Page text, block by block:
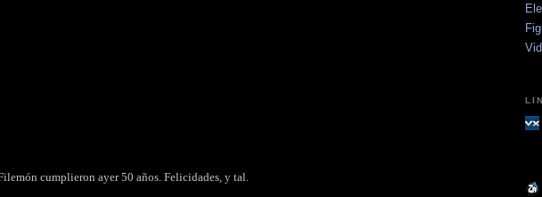
cumplieron ayer 50 años. Felicidades, y tal.